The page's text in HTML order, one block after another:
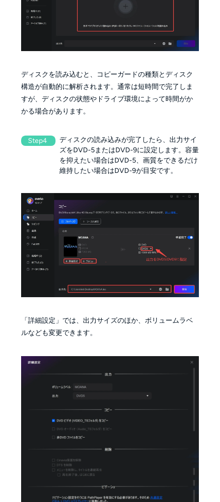
ディスクを読み込むと、コピーガードの種類とディスク
構造が自動的に解析されます。通常は短時間で完了しま
すが、ディスクの状態やドライブ環境によって時間がか
かる場合があります。
Step4
ディスクの読み込みが完了したら、出力サイ
ズをDVD-5またはDVD-9に設定します。容量
を抑えたい場合はDVD-5、画質をできるだけ
維持したい場合はDVD-9が目安です。
「詳細設定」では、出力サイズのほか、ボリュームラベ
ルなども変更できます。